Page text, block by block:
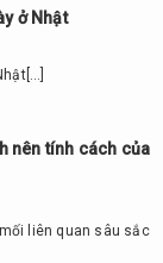
ở Nhật
nên tính cách của
liên quan sâu sắc